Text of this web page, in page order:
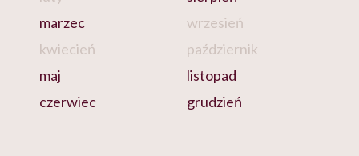
marzec
kwiecień
maj
czerwiec
wrzesień
październik
listopad
grudzień